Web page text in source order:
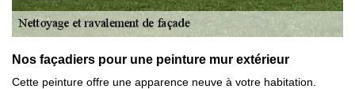
Nos façadiers pour une peinture mur extérieur
Cette peinture offre une apparence neuve à votre habitation.